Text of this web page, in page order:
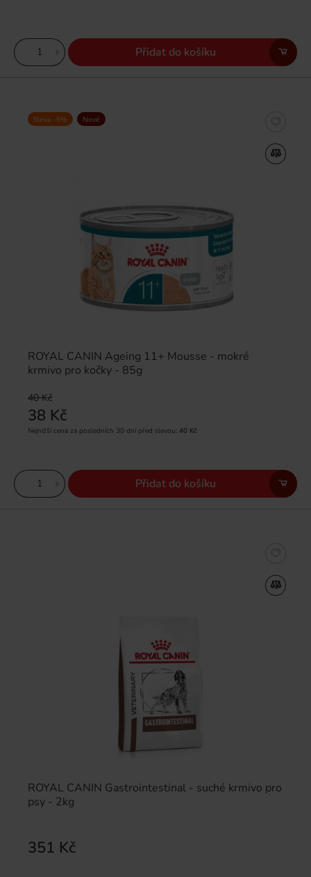
Přidat do košíku
ROYAL CANIN Ageing 11+ Mousse - mokré
krmivo pro kočky - 85g
40 Kč
38 Kč
Nejnižší cena za posledních 30 dní před slevou: 40 Kč
Sleva -5% Nové
Přidat do košíku
ROYAL CANIN Gastrointestinal - suché krmivo pro
psy - 2kg
351 Kč